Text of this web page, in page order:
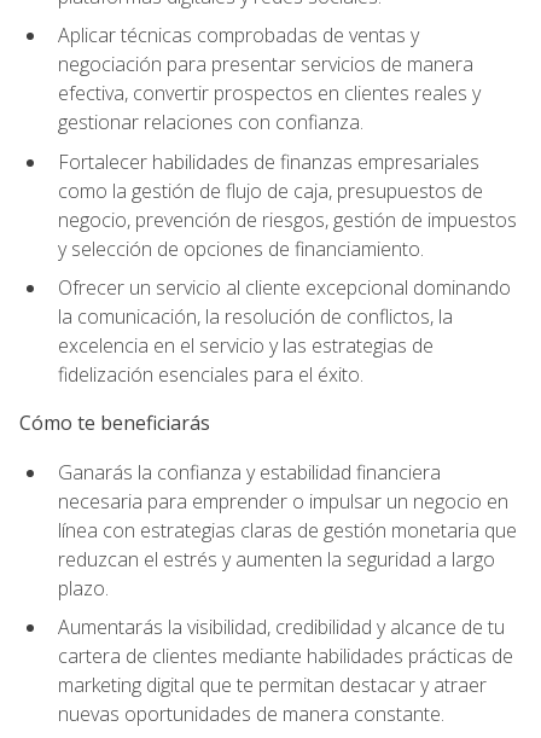
Aplicar técnicas comprobadas de ventas y
negociación para presentar servicios de manera
efectiva, convertir prospectos en clientes reales y
gestionar relaciones con confianza.
Fortalecer habilidades de finanzas empresariales
como la gestión de flujo de caja, presupuestos de
negocio, prevención de riesgos, gestión de impuestos
y selección de opciones de financiamiento.
Ofrecer un servicio al cliente excepcional dominando
la comunicación, la resolución de conflictos, la
excelencia en el servicio y las estrategias de
fidelización esenciales para el éxito.
Cómo te beneficiarás
Ganarás la confianza y estabilidad financiera
necesaria para emprender o impulsar un negocio en
línea con estrategias claras de gestión monetaria que
reduzcan el estrés y aumenten la seguridad a largo
plazo.
Aumentarás la visibilidad, credibilidad y alcance de tu
cartera de clientes mediante habilidades prácticas de
marketing digital que te permitan destacar y atraer
nuevas oportunidades de manera constante.